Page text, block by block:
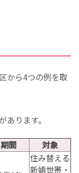
から4つの例を取
ります。
期間 対象
住み替える
新婚世帯・